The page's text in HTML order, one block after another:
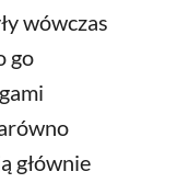
wówczas
go
głównie